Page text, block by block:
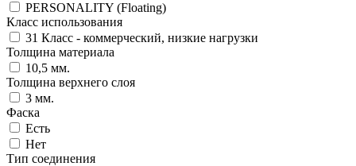
PERSONALITY (Floating)
Класс использования
31 Класс - коммерческий, низкие нагрузки
Толщина материала
10,5 мм.
Толщина верхнего слоя
3 мм.
Фаска
Есть
Нет
Тип соединения